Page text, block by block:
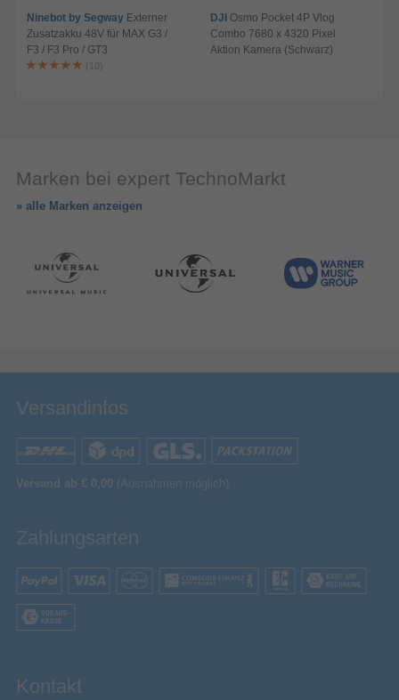
Ninebot by Segway Externer
Zusatzakku 48V für MAX G3 /
F3 / F3 Pro / GT3
(10)
DJI Osmo Pocket 4P Vlog
Combo 7680 x 4320 Pixel
Aktion Kamera (Schwarz)
Marken bei expert TechnoMarkt
» alle Marken anzeigen
Versandinfos
Versand ab € 0,00 (Ausnahmen möglich)
Zahlungsarten
Kontakt